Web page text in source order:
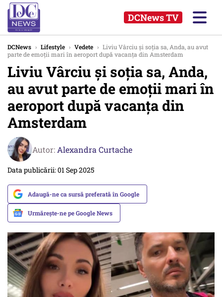
DCNews TV
DCNews › Lifestyle › Vedete › Liviu Vârciu și soția sa, Anda, au avut
parte de emoții mari în aeroport după vacanța din Amsterdam
Liviu Vârciu și soția sa, Anda,
au avut parte de emoții mari în
aeroport după vacanța din
Amsterdam
Autor: Alexandra Curtache
Data publicării: 01 Sep 2025
Adaugă-ne ca sursă preferată în Google
Urmărește-ne pe Google News